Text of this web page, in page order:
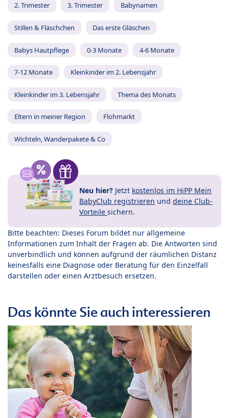
2. Trimester 3. Trimester Babynamen
Stillen & Fläschchen Das erste Gläschen
Babys Hautpflege 0-3 Monate 4-6 Monate
7-12 Monate Kleinkinder im 2. Lebensjahr
Kleinkinder im 3. Lebensjahr Thema des Monats
Eltern in meiner Region Flohmarkt
Wichteln, Wanderpakete & Co
Neu hier? Jetzt kostenlos im HiPP Mein
BabyClub registrieren und deine Club-
Vorteile sichern.
Bitte beachten: Dieses Forum bildet nur allgemeine
Informationen zum Inhalt der Fragen ab. Die Antworten sind
unverbindlich und können aufgrund der räumlichen Distanz
keinesfalls eine Diagnose oder Beratung für den Einzelfall
darstellen oder einen Arztbesuch ersetzen.
Das könnte Sie auch interessieren